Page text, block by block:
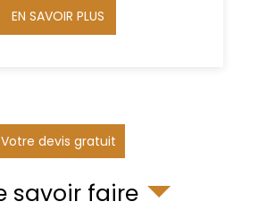
EN SAVOIR PLUS
Votre devis gratuit
savoir faire